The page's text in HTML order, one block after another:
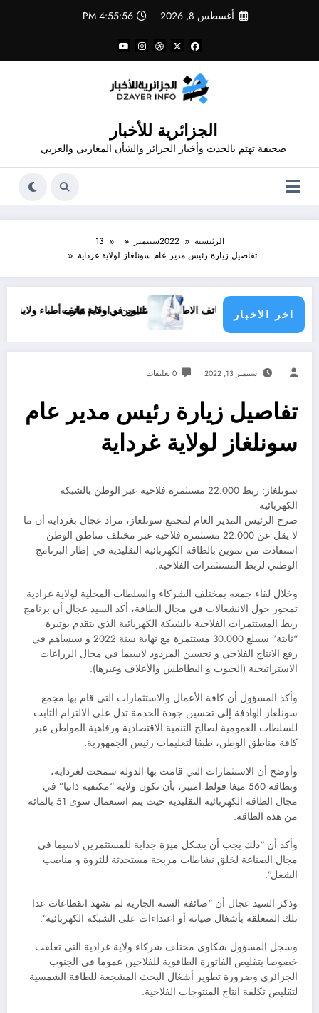
أغسطس 8, 2026 4:55:56 PM
الجزائرية للأخبار
صحيفة تهتم بالحدث وأخبار الجزائر والشأن المغاربي والعربي
الرئيسية 2022سبتمبر
13
تفاصيل زيارة رئيس مدير عام سونلغاز لولاية غرداية
اخر الاخبار
و أرقام هاتف الاطباء الاخصائيين في ولاية تيارت
عناوين و ارقام هاتف أطباء ولاية باتنة ..
سبتمبر 13, 2022 0 تعليقات
تفاصيل زيارة رئيس مدير عام
سونلغاز لولاية غرداية
سونلغاز: ربط 22.000 مستثمرة فلاحية عبر الوطن بالشبكة
الكهربائية
صرح الرئيس المدير العام لمجمع سونلغاز، مراد عجال بغرداية أن ما
لا يقل عن 22.000 مستثمرة فلاحية عبر مختلف مناطق الوطن
استفادت من تموين بالطاقة الكهربائية التقليدية في إطار البرنامج
الوطني لربط المستثمرات الفلاحية.
وخلال لقاء جمعه بمختلف الشركاء والسلطات المحلية لولاية غرادية
تمحور حول الانشغالات في مجال الطاقة، أكد السيد عجال أن برنامج
ربط المستثمرات الفلاحية بالشبكة الكهربائية الذي يتقدم بوتيرة
“ثابتة” سيبلغ 30.000 مستثمرة مع نهاية سنة 2022 و سيساهم في
رفع الانتاج الفلاحي و تحسين المردود لاسيما في مجال الزراعات
الاستراتيجية (الحبوب و البطاطس والأعلاف وغيرها).
وأكد المسؤول أن كافة الأعمال والاستثمارات التي قام بها مجمع
سونلغاز الهادفة إلى تحسين جودة الخدمة تدل على الالتزام الثابت
للسلطات العمومية لصالح التنمية الاقتصادية ورفاهية المواطن عبر
كافة مناطق الوطن، طبقا لتعليمات رئيس الجمهورية.
وأوضح أن الاستثمارات التي قامت بها الدولة سمحت لغرداية،
وبطاقة 560 ميغا فولط امبير، بأن تكون ولاية “مكتفية ذاتيا” في
مجال الطاقة الكهربائية التقليدية حيث يتم استعمال سوى 51 بالمائة
من هذه الطاقة.
وأكد أن “ذلك يجب أن يشكل ميزة جذابة للمستثمرين لاسيما في
مجال الصناعة لخلق نشاطات مربحة مستحدثة للثروة و مناصب
الشغل”.
وذكر السيد عجال أن “صائفة السنة الجارية لم تشهد انقطاعات عدا
تلك المتعلقة بأشغال صيانة أو اعتداءات على الشبكة الكهربائية”.
وسجل المسؤول شكاوي مختلف شركاء ولاية غرادية التي تعلقت
خصوصا بتقليص الفاتورة الطاقوية للفلاحين عموما في الجنوب
الجزائري وضرورة تطوير أشغال البحث المشجعة للطاقة الشمسية
لتقليص تكلفة انتاج المنتوجات الفلاحية.